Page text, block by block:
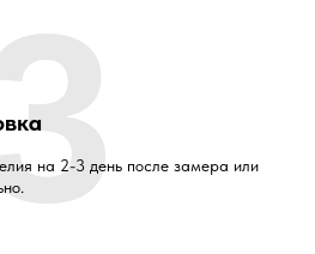
на 2-3 день после замера или